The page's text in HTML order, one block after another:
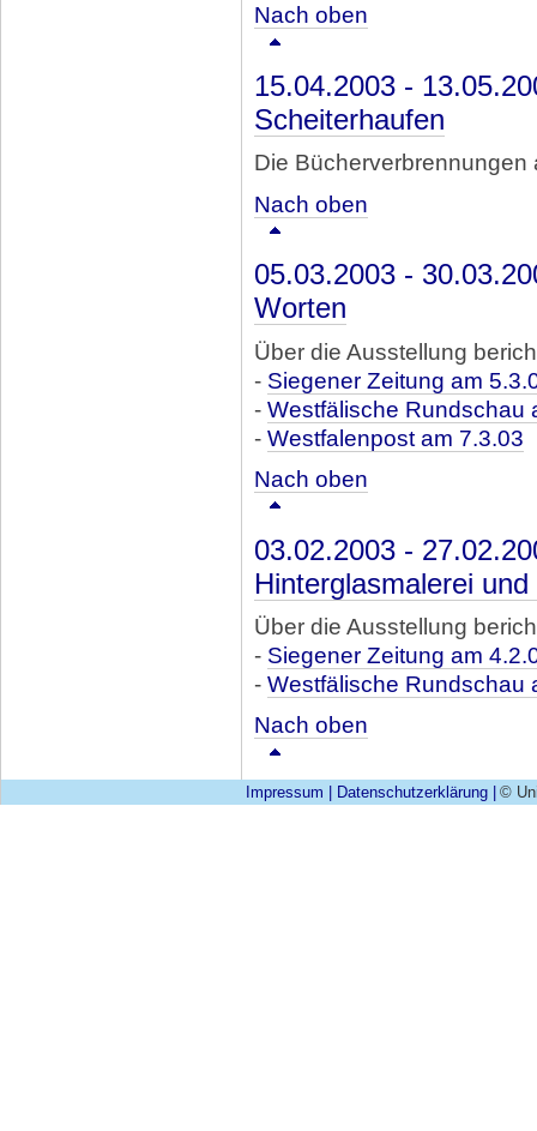
Nach oben
15.04.2003 -
Scheiterhaufen
Die Bücherverbrennungen
Nach oben
05.03.2003 -
Worten
Über die Ausstellung
- Siegener Zeitung am
- Westfälische Rundschau
- Westfalenpost am 7.3.03
Nach oben
03.02.2003 -
Hinterglasmalerei
Über die Ausstellung
- Siegener Zeitung am
- Westfälische Rundschau
Nach oben
Impressum Datenschutzerklärung ©